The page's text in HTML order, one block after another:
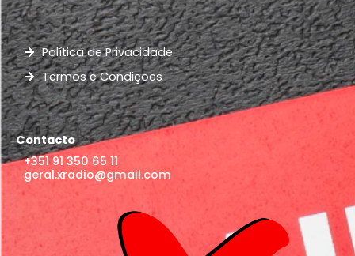
Política de Privacidade
Termos e Condições
Contacto
+351 91 350 65 11
geral.xradio@gmail.com